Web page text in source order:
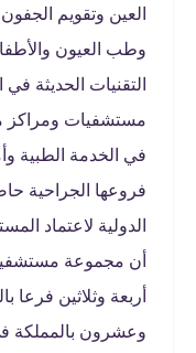
العين وتقويم
وطب العيون
التقنيات الحديثة
مستشفيات ومراكز
في الخدمة الطبية
فروعها الجراحية
أن مجموعة
أربعة وثلاثين فرعا
وعشرون بالمملكة